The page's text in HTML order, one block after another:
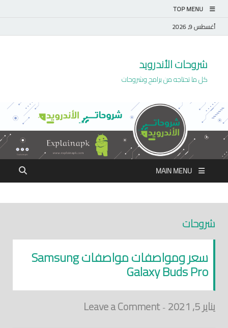
TOP MENU
أغسطس 9, 2026
شروحات الأندرويد
كل ما تحتاجه من برامج وشروحات
MAIN MENU
شروحات
سعر ومواصفات مواصفات Samsung
Galaxy Buds Pro
يناير 5, 2021 -
Leave a Comment